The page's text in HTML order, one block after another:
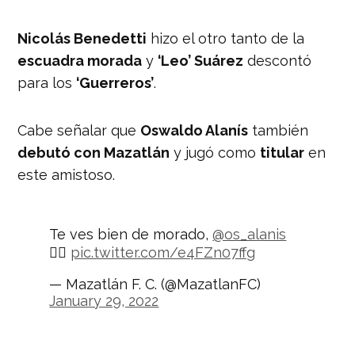
Nicolás Benedetti hizo el otro tanto de la
escuadra morada y ‘Leo’ Suárez descontó
para los ‘Guerreros’.
Cabe señalar que Oswaldo Alanís también
debutó con Mazatlán y jugó como titular en
este amistoso.
Te ves bien de morado,@os_alanis
🏴‍☠️ pic.twitter.com/e4FZn07ffg
— Mazatlán F. C. (@MazatlanFC)
January 29, 2022